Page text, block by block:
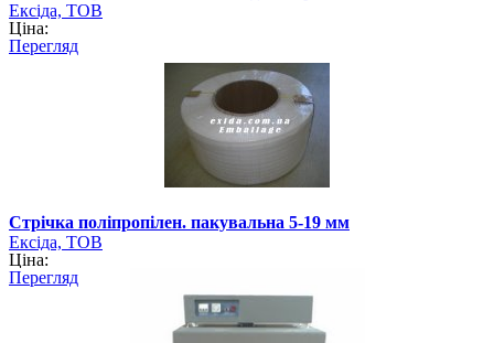
Ексіда, ТОВ
Ціна:
Перегляд
Стрічка поліпропілен. пакувальна 5-19 мм
Ексіда, ТОВ
Ціна:
Перегляд